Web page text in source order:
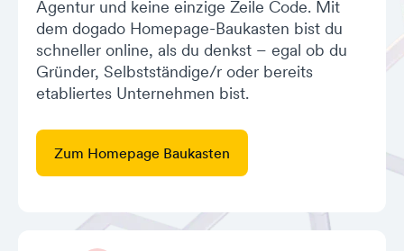
Agentur und keine einzige Zeile Code. Mit
dem dogado Homepage-Baukasten bist du
schneller online, als du denkst – egal ob du
Gründer, Selbstständige/r oder bereits
etabliertes Unternehmen bist.
Zum Homepage Baukasten